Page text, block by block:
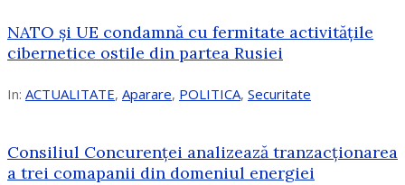
NATO și UE condamnă cu fermitate activitățile
cibernetice ostile din partea Rusiei
In: ACTUALITATE, Aparare, POLITICA, Securitate
Consiliul Concurenţei analizează tranzacționarea
a trei comapanii din domeniul energiei